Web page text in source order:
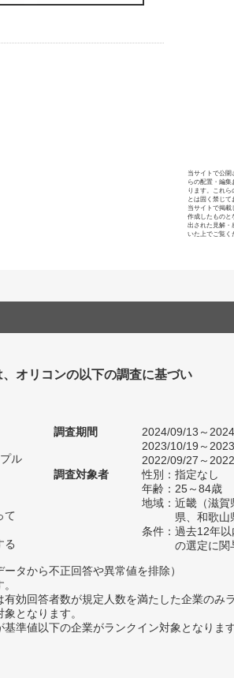
当サイトで公
らの配置・編集
ります。これら
とは固く禁じて
当サイトで掲載
作成したものと
出された見解・
いた上でご覧く
オリコンの以下の調査に基づい
ル
て
る
調査期間
2024/09/13～
2023/10/19～
2022/09/27～
調査対象者
性別：指定なし
年齢：25～84歳
地域：近畿（滋賀
県、和歌山
条件：過去12年
の選定に関
タから不正回答や異常値を排除）
効回答者数が規定人数を満たした企業のみ
となります。
準値以下の企業がランクイン対象となります